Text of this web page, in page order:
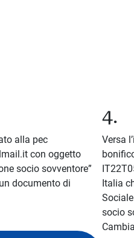
alla pec
con oggetto
socio sovventore”
documento di
4.
Versa
Italia
socio